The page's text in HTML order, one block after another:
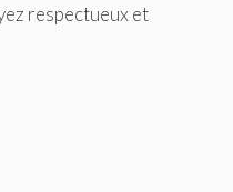
respectueux et